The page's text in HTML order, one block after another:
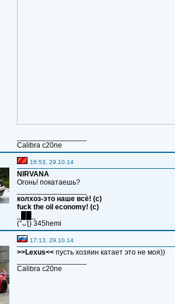
Сalibra c20ne
16:53, 29.10.14
NIRVANA
Огонь! покатаешь?
колхоз-это наше всё! (с)
fuck the oil economy! (c)
(°ᴗƪ) 345hemi
17:13, 29.10.14
>>Lexus<< пусть хозяин катает это не моя))
Сalibra c20ne